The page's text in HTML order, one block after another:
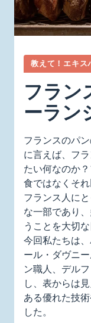
教えて！エキス
フラン
ーラン
フランスのパ
に言えば、フ
たい何なのか
食ではなくそ
フランス人に
な一部であり
うことを大切
今回私たちは
ール・ダヴニ
ン職人、デル
し、表からは
ある優れた技
した。